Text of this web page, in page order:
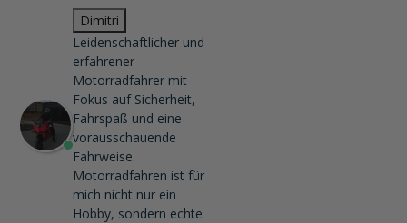
Dimitri
Leidenschaftlicher und
erfahrener
Motorradfahrer mit
Fokus auf Sicherheit,
Fahrspaß und eine
vorausschauende
Fahrweise.
Motorradfahren ist für
mich nicht nur ein
Hobby, sondern echte